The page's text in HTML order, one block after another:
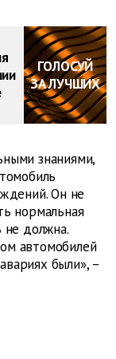
ГОЛОСУЙ
ЗА ЛУЧШИХ
знаниями,
Он не
нормальная
не должна.
автомобилей
были», –